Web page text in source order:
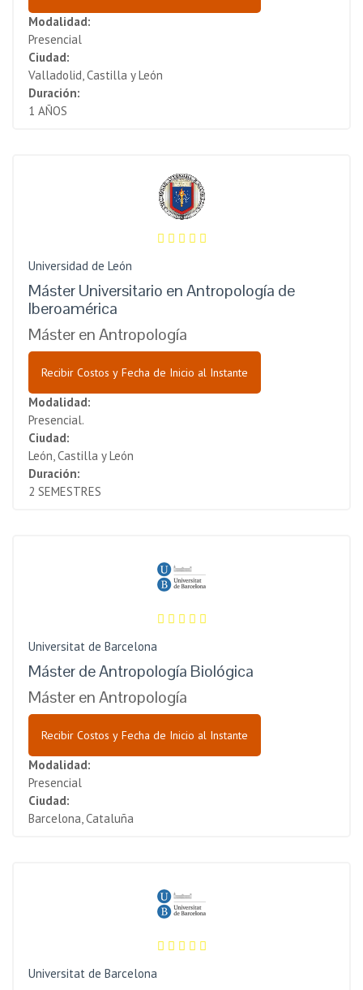
Modalidad:
Presencial
Ciudad:
Valladolid, Castilla y León
Duración:
1 AÑOS
Universidad de León
Máster Universitario en Antropología de
Iberoamérica
Máster en Antropología
Recibir Costos y Fecha de Inicio al Instante
Modalidad:
Presencial.
Ciudad:
León, Castilla y León
Duración:
2 SEMESTRES
Universitat de Barcelona
Máster de Antropología Biológica
Máster en Antropología
Recibir Costos y Fecha de Inicio al Instante
Modalidad:
Presencial
Ciudad:
Barcelona, Cataluña
Universitat de Barcelona